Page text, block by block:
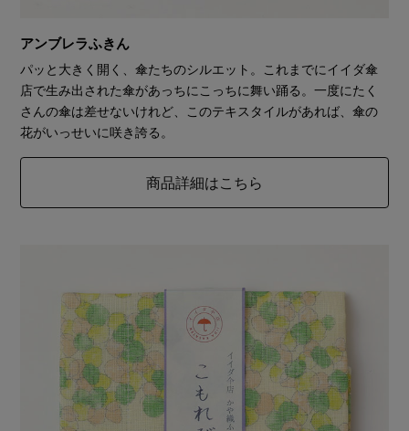
アンブレラふきん
パッと大きく開く、傘たちのシルエット。これまでにイイダ傘
店で生み出された傘があっちにこっちに舞い踊る。一度にたく
さんの傘は差せないけれど、このテキスタイルがあれば、傘の
花がいっせいに咲き誇る。
商品詳細はこちら